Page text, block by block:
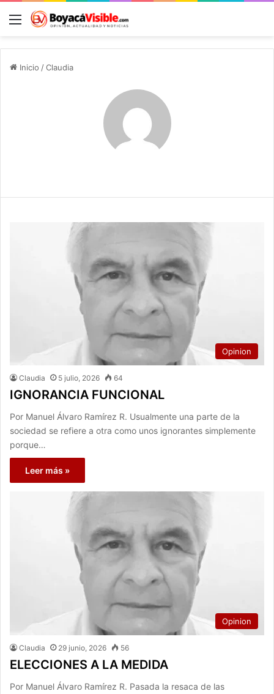
Menú
Inicio /Claudia
Opinion
Claudia 5 julio, 2026 64
IGNORANCIA FUNCIONAL
Por Manuel Álvaro Ramírez R. Usualmente una parte de la
sociedad se refiere a otra como unos ignorantes simplemente
porque…
Leer más »
Opinion
Claudia 29 junio, 2026 56
ELECCIONES A LA MEDIDA
Por Manuel Álvaro Ramírez R. Pasada la resaca de las